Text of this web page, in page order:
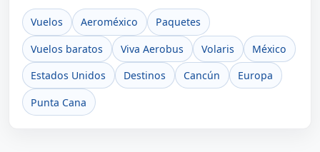
Vuelos Aeroméxico
Paquetes
Vuelos baratos
Viva Aerobus Volaris
México
Estados Unidos
Destinos Cancún
Europa
Punta Cana